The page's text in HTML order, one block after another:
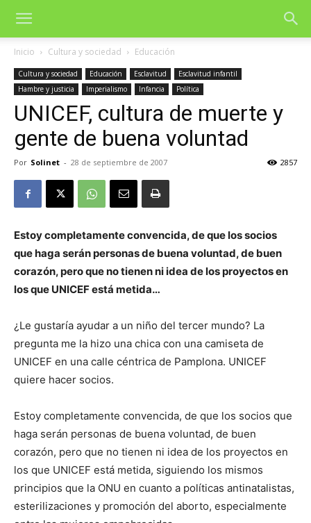
Inicio Cultura y sociedad Educación
Cultura y sociedad Educación Esclavitud
Esclavitud infantil
Hambre y justicia
Imperialismo Infancia Política
UNICEF, cultura de muerte y
gente de buena voluntad
Por Solinet - 28 de septiembre de 2007 2857
Estoy completamente convencida, de que los socios
que haga serán personas de buena voluntad, de buen
corazón, pero que no tienen ni idea de los proyectos en
los que UNICEF está metida…
¿Le gustaría ayudar a un niño del tercer mundo? La
pregunta me la hizo una chica con una camiseta de
UNICEF en una calle céntrica de Pamplona. UNICEF
quiere hacer socios.
Estoy completamente convencida, de que los socios que
haga serán personas de buena voluntad, de buen
corazón, pero que no tienen ni idea de los proyectos en
los que UNICEF está metida, siguiendo los mismos
principios que la ONU en cuanto a políticas antinatalistas,
esterilizaciones y promoción del aborto, especialmente